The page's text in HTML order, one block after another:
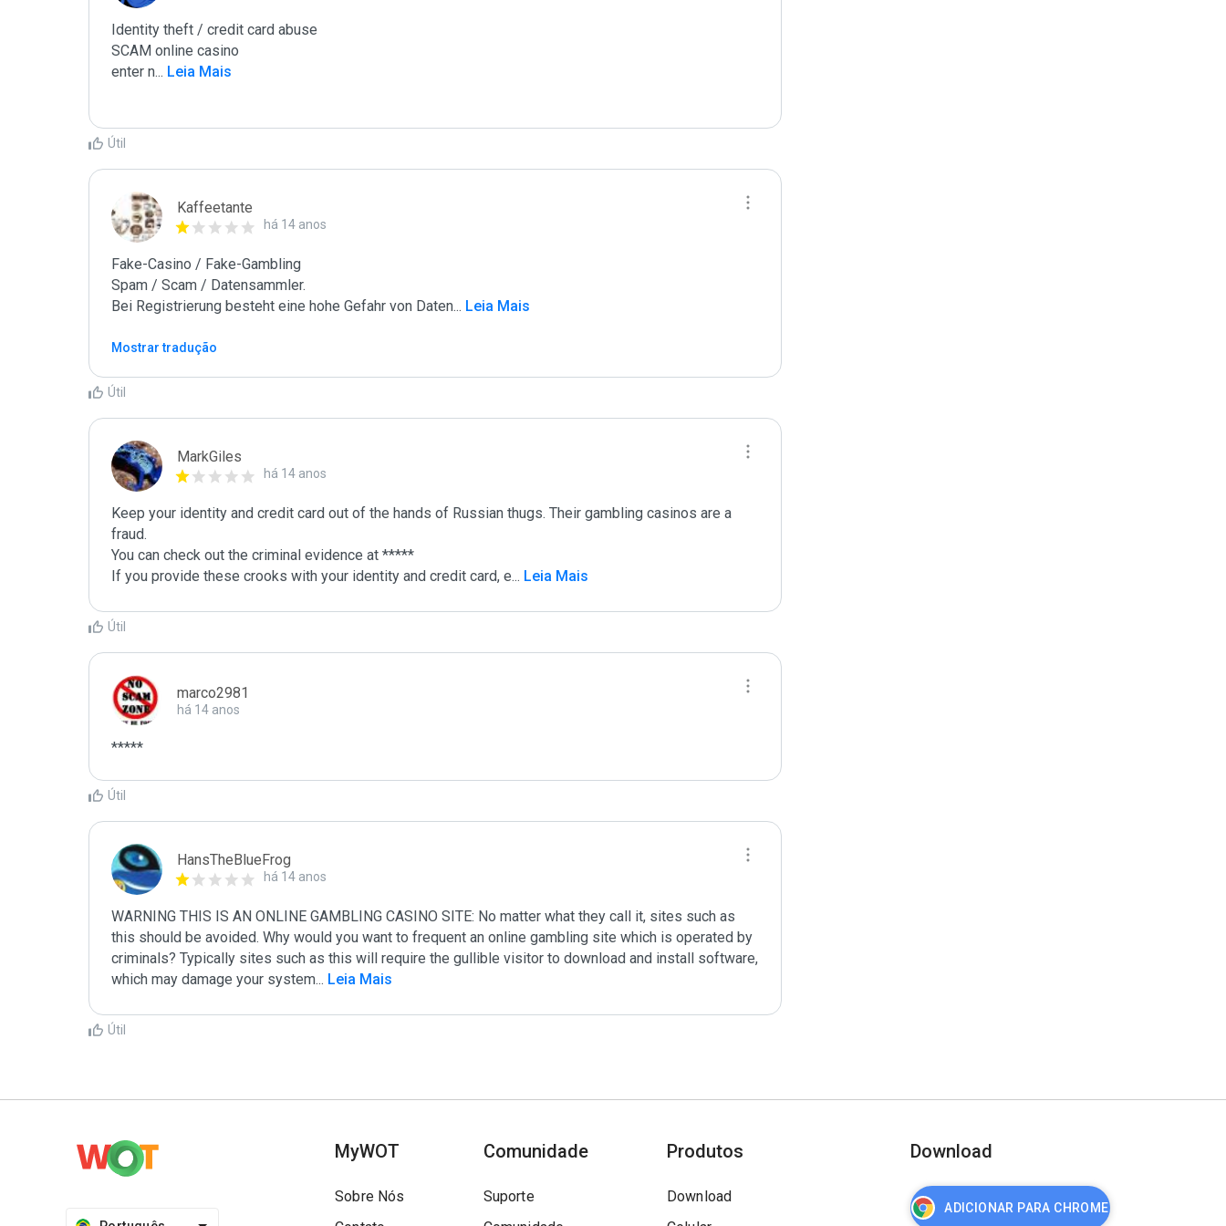
Identity theft / credit card abuse
SCAM online casino
enter n... Leia Mais
Útil
Kaffeetante
há 14 anos
Fake-Casino / Fake-Gambling
Spam / Scam / Datensammler.
Bei Registrierung besteht eine hohe Gefahr von Daten... Leia Mais
Mostrar tradução
Útil
MarkGiles
há 14 anos
Keep your identity and credit card out of the hands of Russian thugs. Their gambling casinos are a
fraud.
You can check out the criminal evidence at *****
If you provide these crooks with your identity and credit card, e... Leia Mais
Útil
marco2981
há 14 anos
*****
Útil
HansTheBlueFrog
há 14 anos
WARNING THIS IS AN ONLINE GAMBLING CASINO SITE: No matter what they call it, sites such as
this should be avoided. Why would you want to frequent an online gambling site which is operated by
criminals? Typically sites such as this will require the gullible visitor to download and install software,
which may damage your system... Leia Mais
Útil
MyWOT
Sobre Nós
Comunidade
Suporte
Produtos
Download
Download
ADICIONAR PARA CHROME